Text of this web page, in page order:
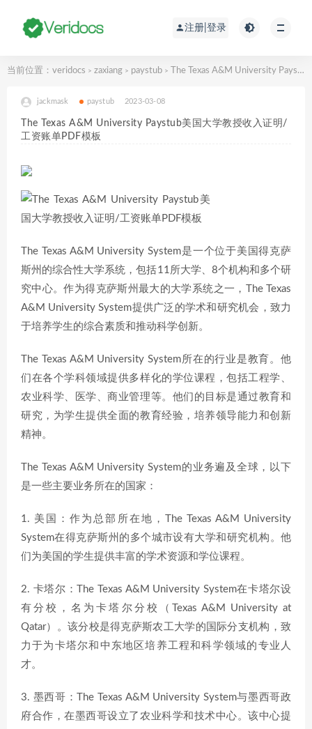
注册|登录
当前位置： veridocs > zaxiang > paystub > The Texas A&M University Paystub美国大学教授收入证明/工资账单PDF模板
jackmask paystub 2023-03-08
The Texas A&M University Paystub美国大学教授收入证明/
工资账单PDF模板
The Texas A&M University System是一个位于美国得克萨
斯州的综合性大学系统，包括11所大学、8个机构和多个研
究中心。作为得克萨斯州最大的大学系统之一，The Texas
A&M University System提供广泛的学术和研究机会，致力
于培养学生的综合素质和推动科学创新。
The Texas A&M University System所在的行业是教育。他
们在各个学科领域提供多样化的学位课程，包括工程学、
农业科学、医学、商业管理等。他们的目标是通过教育和
研究，为学生提供全面的教育经验，培养领导能力和创新
精神。
The Texas A&M University System的业务遍及全球，以下
是一些主要业务所在的国家：
1. 美国：作为总部所在地，The Texas A&M University
System在得克萨斯州的多个城市设有大学和研究机构。他
们为美国的学生提供丰富的学术资源和学位课程。
2. 卡塔尔：The Texas A&M University System在卡塔尔设
有分校，名为卡塔尔分校（Texas A&M University at
Qatar）。该分校是得克萨斯农工大学的国际分支机构，致
力于为卡塔尔和中东地区培养工程和科学领域的专业人
才。
3. 墨西哥：The Texas A&M University System与墨西哥政
府合作，在墨西哥设立了农业科学和技术中心。该中心提